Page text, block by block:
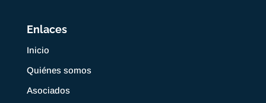
Enlaces
Inicio
Quiénes somos
Asociados